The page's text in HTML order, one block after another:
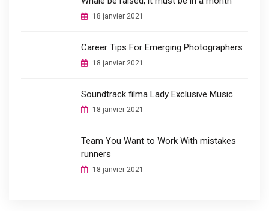
18 janvier 2021
Career Tips For Emerging Photographers
18 janvier 2021
Soundtrack filma Lady Exclusive Music
18 janvier 2021
Team You Want to Work With mistakes
runners
18 janvier 2021